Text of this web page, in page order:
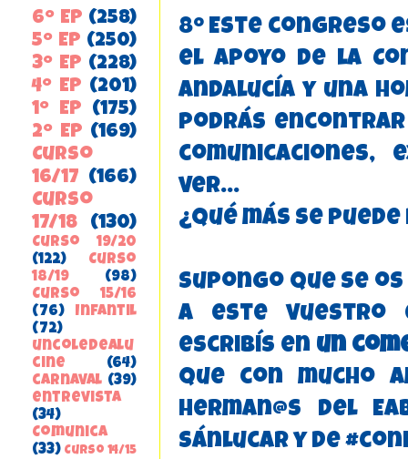
8º Este congreso
el apoyo de la
Andalucía y una
podrás
ver...
¿Qué más se
Supongo que se
a este vuestro
escribís en un
que con mucho
herman@s del
Sánlucar y de
6º EP (258)
5º EP (250)
3º EP (228)
4º EP (201)
1º EP
(175)
2º EP (169)
Curso
16/17 (166)
Curso
17/18
(130)
Curso 19/20
(122)
Curso
18/19
(98)
Curso 15/16
(76)
Infantil
(72)
uncoledealu
cine
(64)
carnaval (39)
entrevista
(34)
ComunicA
(33) Curso 14/15